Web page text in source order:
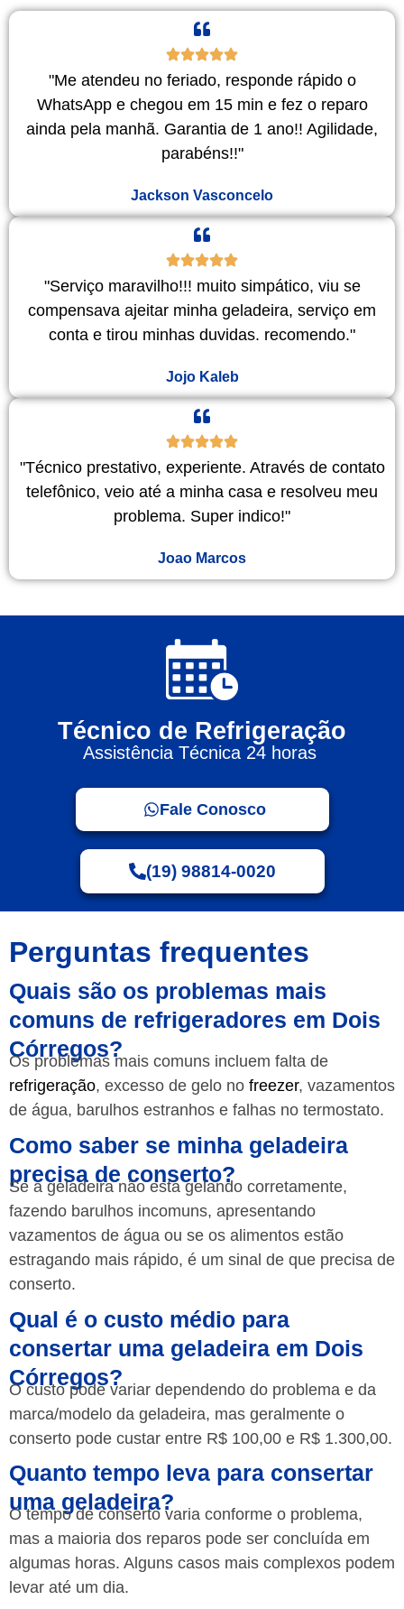
"Me atendeu no feriado, responde rápido o
WhatsApp e chegou em 15 min e fez o reparo
ainda pela manhã. Garantia de 1 ano!! Agilidade,
parabéns!!"
Jackson Vasconcelo
"Serviço maravilho!!! muito simpático, viu se
compensava ajeitar minha geladeira, serviço em
conta e tirou minhas duvidas. recomendo."
Jojo Kaleb
"Técnico prestativo, experiente. Através de contato
telefônico, veio até a minha casa e resolveu meu
problema. Super indico!"
Joao Marcos
Técnico de Refrigeração
Assistência Técnica 24 horas
Fale Conosco
(19) 98814-0020
Perguntas frequentes
Quais são os problemas mais
comuns de refrigeradores em Dois
Córregos?
Os problemas mais comuns incluem falta de
refrigeração, excesso de gelo no freezer, vazamentos
de água, barulhos estranhos e falhas no termostato.
Como saber se minha geladeira
precisa de conserto?
Se a geladeira não está gelando corretamente,
fazendo barulhos incomuns, apresentando
vazamentos de água ou se os alimentos estão
estragando mais rápido, é um sinal de que precisa de
conserto.
Qual é o custo médio para
consertar uma geladeira em Dois
Córregos?
O custo pode variar dependendo do problema e da
marca/modelo da geladeira, mas geralmente o
conserto pode custar entre R$ 100,00 e R$ 1.300,00.
Quanto tempo leva para consertar
uma geladeira?
O tempo de conserto varia conforme o problema,
mas a maioria dos reparos pode ser concluída em
algumas horas. Alguns casos mais complexos podem
levar até um dia.